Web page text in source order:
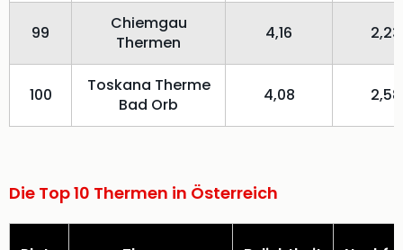
99
Chiemgau
Thermen
4,16 2,23
100
Toskana Therme
Bad Orb
4,08 2,58
Die Top 10 Thermen in Österreich